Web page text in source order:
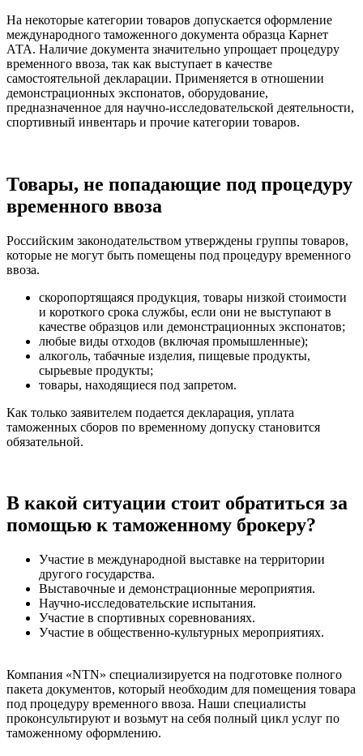
На некоторые категории товаров допускается оформление
международного таможенного документа образца Карнет
АТА. Наличие документа значительно упрощает процедуру
временного ввоза, так как выступает в качестве
самостоятельной декларации. Применяется в отношении
демонстрационных экспонатов, оборудование,
предназначенное для научно-исследовательской деятельности,
спортивный инвентарь и прочие категории товаров.
Товары, не попадающие под процедуру
временного ввоза
Российским законодательством утверждены группы товаров,
которые не могут быть помещены под процедуру временного
ввоза.
скоропортящаяся продукция, товары низкой стоимости
и короткого срока службы, если они не выступают в
качестве образцов или демонстрационных экспонатов;
любые виды отходов (включая промышленные);
алкоголь, табачные изделия, пищевые продукты,
сырьевые продукты;
товары, находящиеся под запретом.
Как только заявителем подается декларация, уплата
таможенных сборов по временному допуску становится
обязательной.
В какой ситуации стоит обратиться за
помощью к таможенному брокеру?
Участие в международной выставке на территории
другого государства.
Выставочные и демонстрационные мероприятия.
Научно-исследовательские испытания.
Участие в спортивных соревнованиях.
Участие в общественно-культурных мероприятиях.
Компания «NTN» специализируется на подготовке полного
пакета документов, который необходим для помещения товара
под процедуру временного ввоза. Наши специалисты
проконсультируют и возьмут на себя полный цикл услуг по
таможенному оформлению.